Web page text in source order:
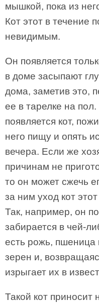
мышкой, пока из
Кот этот в течение
невидимым.
Он появляется
в доме засыпают
дома, заметив это,
ее в тарелке на
появляется кот,
него пищу и опять
вечера. Если же
причинам не
то он может сжечь
за ним уход кот
Так, например, он
забирается в чей-
есть рожь, пшеница
зерен и,
изрыгает их в
Такой кот приносит